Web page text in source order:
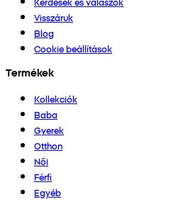
Visszáruk
Blog
Cookie beállítások
Termékek
Kollekciók
Baba
Gyerek
Otthon
Női
Férfi
Egyéb